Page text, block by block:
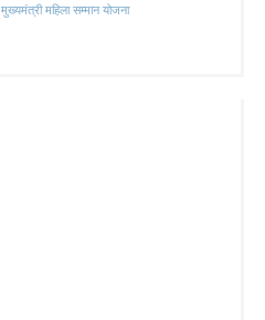
मुख्यमंत्री महिला सम्मान योजना